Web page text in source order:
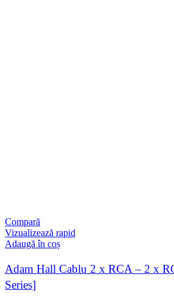
Compară
Vizualizează rapid
Adaugă în coș
Adam Hall Cablu 2 x RCA – 2 x
Series]